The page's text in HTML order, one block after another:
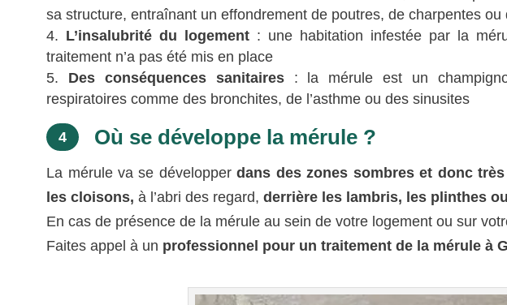
sa structure, entraînant un effondrement de poutres, de charpentes ou
L’insalubrité du logement : une habitation infestée par la
traitement n’a pas été mis en place
Des conséquences sanitaires : la mérule est un
respiratoires comme des bronchites, de l’asthme ou des sinusites
4 Où se développe la mérule ?
La mérule va se développerdans des zones sombres et donc très
les cloisons, à l’abri des regard, derrière les lambris, les plinthes
En cas de présence de la mérule au sein de votre logement ou sur
Faites appel à un professionnel pour un traitement de la mérule à